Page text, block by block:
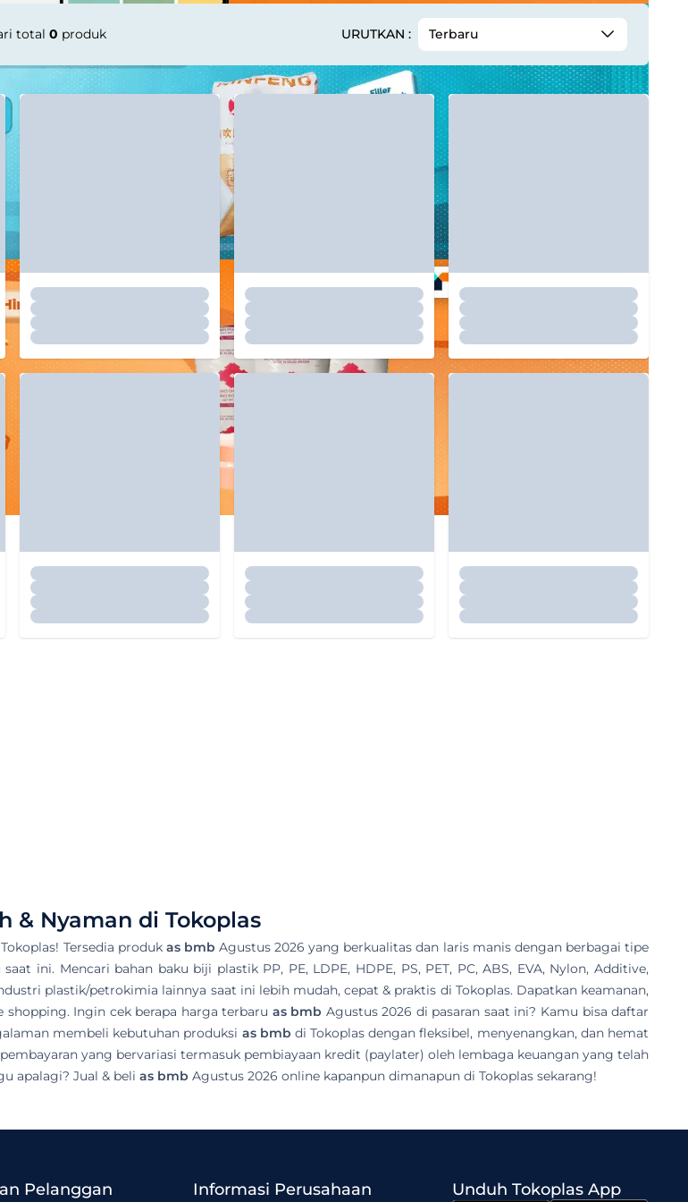
total 0 produk URUTKAN : Terbaru
& Nyaman di Tokoplas
Tersedia produk as bmb Agustus 2026 yang berkualitas dan laris manis dengan berbagai tipe
ini. Mencari bahan baku biji plastik PP, PE, LDPE, HDPE, PS, PET, PC, ABS, EVA, Nylon, Additive,
plastik/petrokimia lainnya saat ini lebih mudah, cepat & praktis di Tokoplas. Dapatkan keamanan,
Ingin cek berapa harga terbaru as bmb Agustus 2026 di pasaran saat ini? Kamu bisa daftar
membeli kebutuhan produksi as bmb di Tokoplas dengan fleksibel, menyenangkan, dan hemat
yang bervariasi termasuk pembiayaan kredit (paylater) oleh lembaga keuangan yang telah
apalagi? Jual & beli as bmb Agustus 2026 online kapanpun dimanapun di Tokoplas sekarang!
Pelanggan Informasi Perusahaan Unduh Tokoplas App